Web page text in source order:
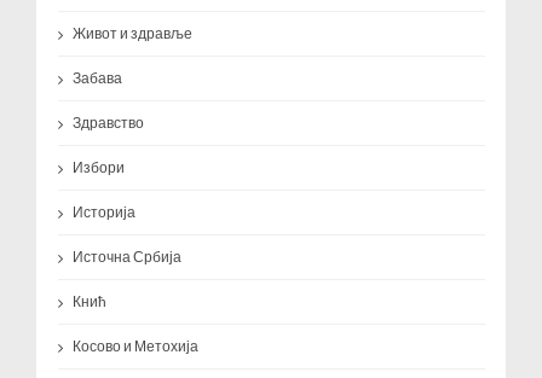
Живот и здравље
Забава
Здравство
Избори
Историја
Источна Србија
Кнић
Косово и Метохија